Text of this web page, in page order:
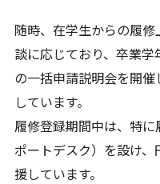
随時、在学生からの履
談に応じており、卒業
の一括申請説明会を開
しています。
履修登録期間中は、特
ポートデスク）を設け
援しています。